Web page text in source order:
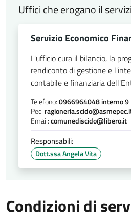
Uffici che erogano il
Servizio Economico
L'ufficio cura il bilancio, la
rendiconto di gestione e
contabile e finanziaria
Telefono:0966964048 interno 9
Pec:
Email:comunediscido@libero.it
Responsabili:
Dott.ssa Angela Vita
Condizioni di